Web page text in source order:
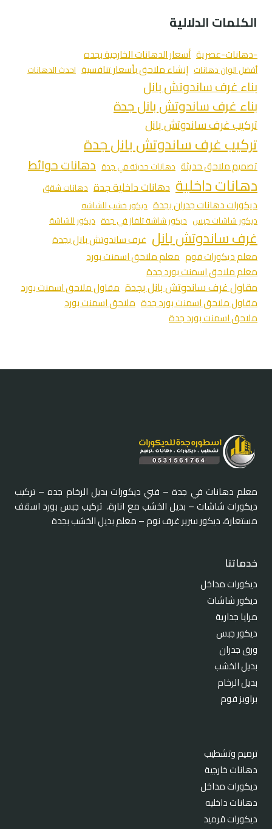
الكلمات الدلالية
-دهانات-عصرية أسعار الدهانات الخارجية بجده
أفضل الوان دهانات إنشاء ملاحق بأسعار تنافسية احدث الدهانات
بناء غرف ساندوتش بانل
بناء غرف ساندوتش بانل جدة
تركيب غرف ساندوتش بانل
تركيب غرف ساندوتش بانل جدة
تصميم ملاحق حديثة دهانات حديثة في جدة دهانات حوائط
دهانات داخلية دهانات داخلية جدة دهانات شقق
ديكورات دهانات جدران بجدة ديكور خشب للشاشه
ديكور شاشات جبس ديكور شاشة تلفاز في جدة ديكور للشاشة
غرف ساندوتش بانل غرف ساندوتش بانل بجدة
معلم ديكورات فوم معلم ملاحق اسمنت بورد
معلم ملاحق اسمنت بورد جدة
مقاول غرف ساندوتش بانل بجدة مقاول ملاحق اسمنت بورد
مقاول ملاحق اسمنت بورد جدة ملاحق اسمنت بورد
ملاحق اسمنت بورد جدة
معلم دهانات في جدة – فني ديكورات بديل الرخام جده – تركيب
ديكورات شاشات – بديل الخشب مع انارة، تركيب جبس بورد اسقف
مستعارة، ديكور سرير غرف نوم – معلم بديل الخشب بجدة
خدماتنا
ديكورات مداخل
ديكور شاشات
مرايا جدارية
ديكور جبس
ورق جدران
بديل الخشب
بديل الرخام
براويز فوم
ترميم وتشطيب
دهانات خارجية
ديكورات مداخل
دهانات داخليه
ديكورات قرميد